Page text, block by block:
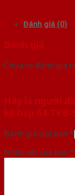
Đánh giá (0)
Đánh giá
Chưa có đánh giá
Hãy là người
kệ bếp 64-TKB-
Đánh giá của bạn *
Nhận xét của bạn *